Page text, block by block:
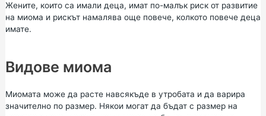
Жените, които са имали деца, имат по-малък риск от развитие
на миома и рискът намалява още повече, колкото повече деца
имате.
Видове миома
Миомата може да расте навсякъде в утробата и да варира
значително по размер. Някои могат да бъдат с размер на